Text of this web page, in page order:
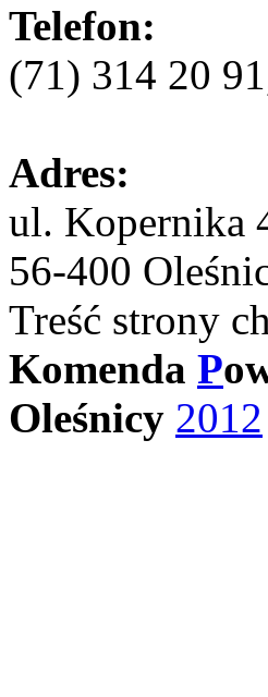
Telefon:
(71) 314 20
Adres:
ul. Kopernika
56-400
Treść strony
Komenda P
Oleśnicy 2012